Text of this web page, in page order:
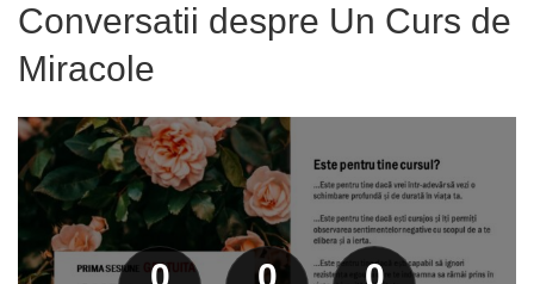
Conversatii despre Un Curs de
Miracole